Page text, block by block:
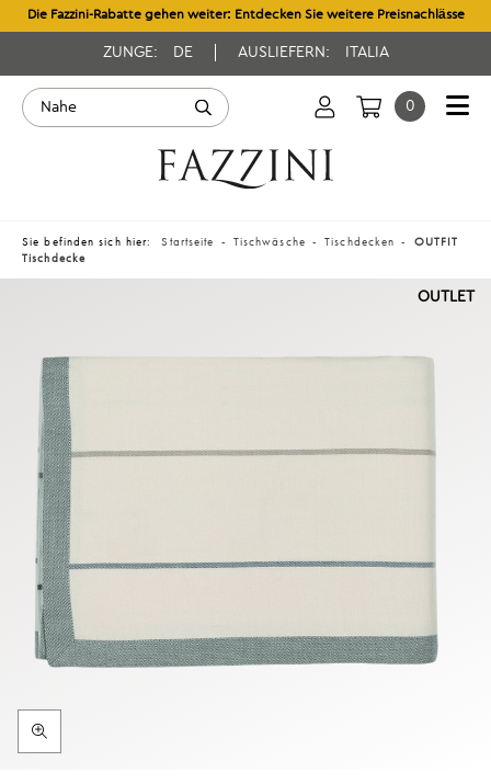
Die Fazzini-Rabatte gehen weiter: Entdecken Sie weitere Preisnachlässe
ZUNGE: DE AUSLIEFERN: ITALIA
0
Sie befinden sich hier: Startseite Tischwäsche Tischdecken
OUTFIT
Tischdecke
OUTLET